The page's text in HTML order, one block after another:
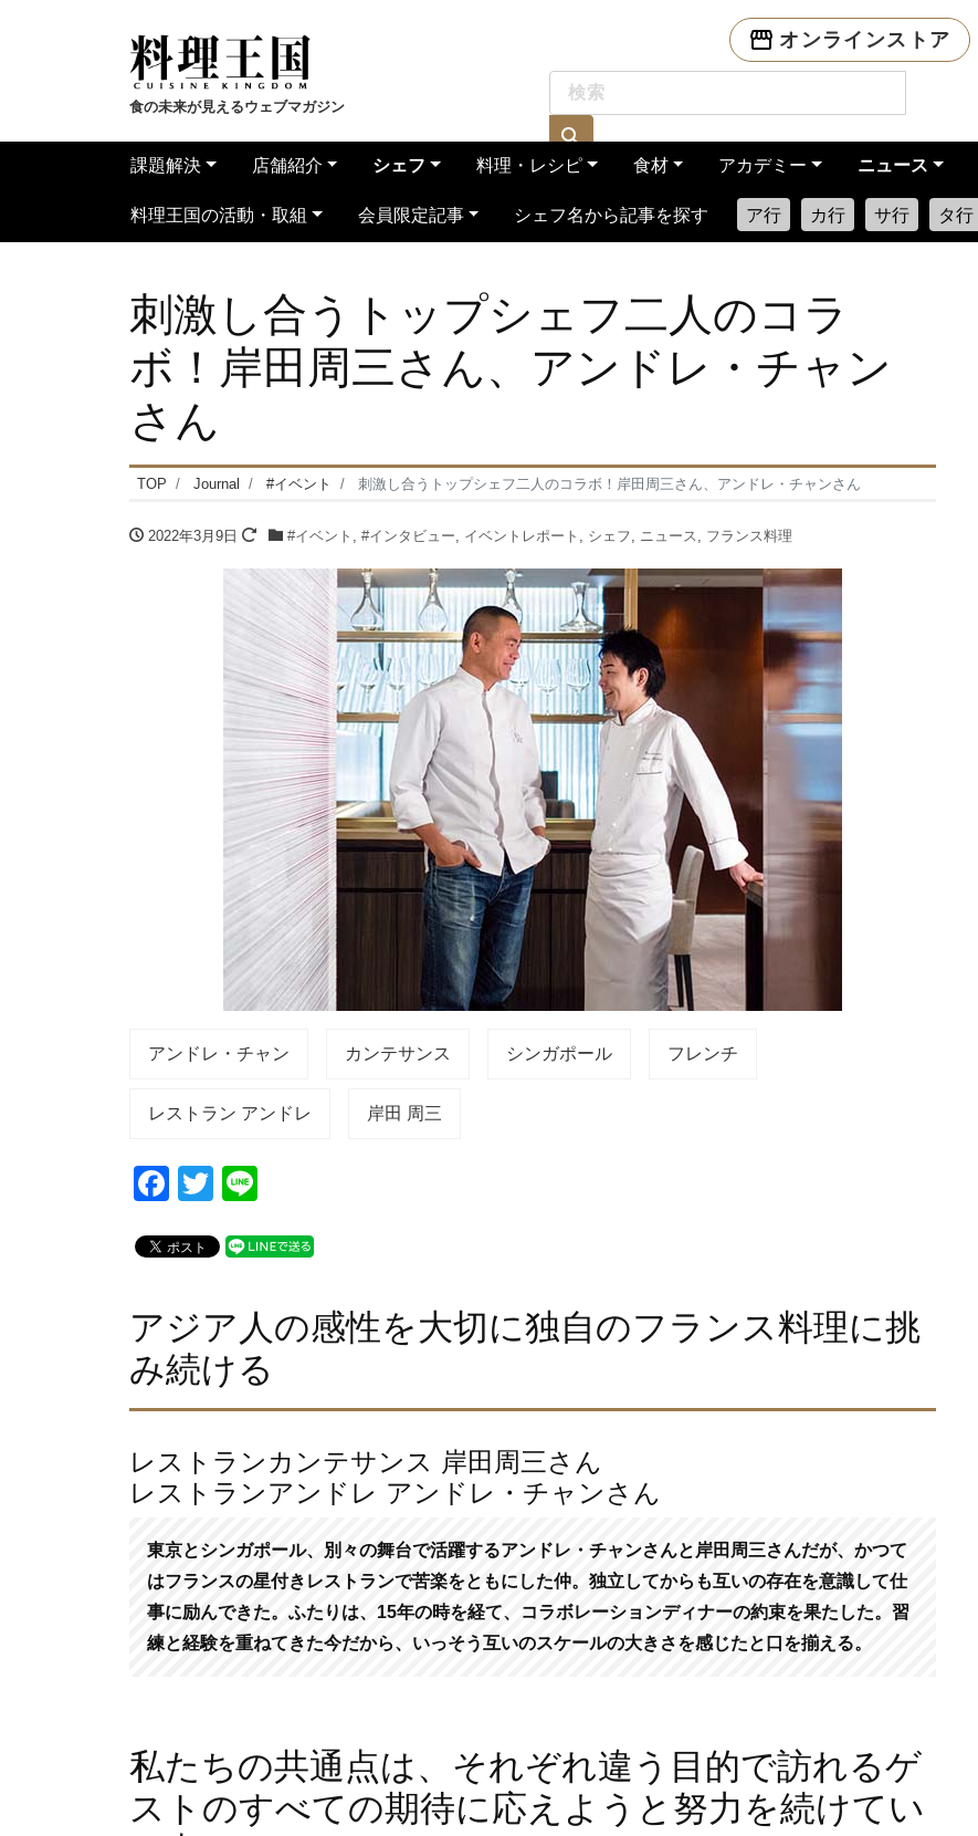
食の未来が見えるウェブマガジン
オンラインストア
課題解決 店舗紹介 シェフ 料理・レシピ 食材 アカデミー ニュース
料理王国の活動・取組 会員限定記事 シェフ名から記事を探す ア行 カ行 サ行 タ行
刺激し合うトップシェフ二人のコラ
ボ！岸田周三さん、アンドレ・チャン
さん
TOP Journal #イベント 刺激し合うトップシェフ二人のコラボ！岸田周三さん、アンドレ・チャンさん
2022年3月9日 #イベント , #インタビュー, イベントレポート , シェフ, ニュース, フランス料理
アンドレ・チャン カンテサンス シンガポール フレンチ
レストラン アンドレ 岸田 周三
F
c
b
o
o
T
tt
e
アジア人の感性を大切に独自のフランス料理に挑
み続ける
レストランカンテサンス 岸田周三さん
レストランアンドレ アンドレ・チャンさん
東京とシンガポール、別々の舞台で活躍するアンドレ・チャンさんと岸田周三さんだが、かつて
はフランスの星付きレストランで苦楽をともにした仲。独立してからも互いの存在を意識して仕
事に励んできた。ふたりは、15年の時を経て、コラボレーションディナーの約束を果たした。習
練と経験を重ねてきた今だから、いっそう互いのスケールの大きさを感じたと口を揃える。
私たちの共通点は、それぞれ違う目的で訪れるゲ
ストのすべての期待に応えようと努力を続けてい